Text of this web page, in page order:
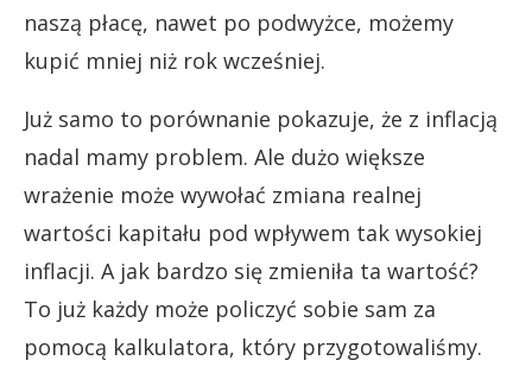
naszą płacę, nawet po podwyżce, możemy
kupić mniej niż rok wcześniej.
Już samo to porównanie pokazuje, że z inflacją
nadal mamy problem. Ale dużo większe
wrażenie może wywołać zmiana realnej
wartości kapitału pod wpływem tak wysokiej
inflacji. A jak bardzo się zmieniła ta wartość?
To już każdy może policzyć sobie sam za
pomocą kalkulatora, który przygotowaliśmy.